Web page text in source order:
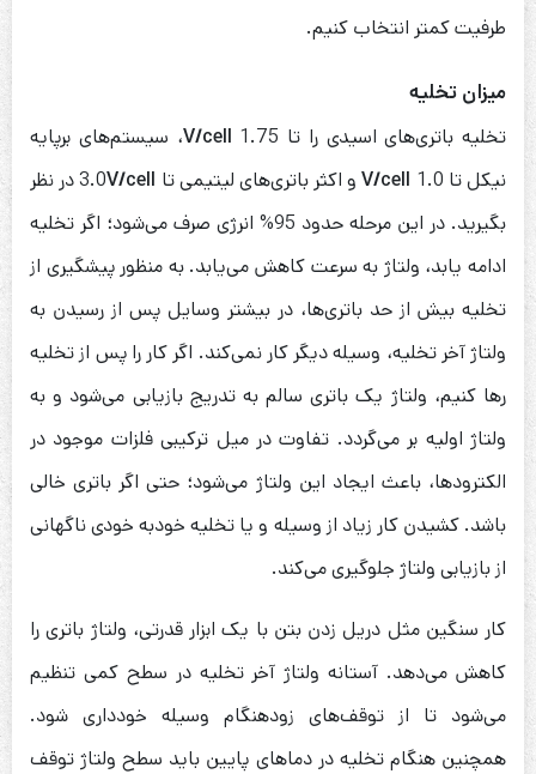
طرفیت کمتر انتخاب کنیم.
میزان تخلیه
تخلیه باتری‌های اسیدی را تا 1.75 V/cell، سیستم‌های برپایه
نیکل تا 1.0
V/cellو اکثر باتری‌های لیتیمی تا 3.0 V/cell
در نظر
بگیرید. در این مرحله حدود 95% انرژی صرف می‌شود؛ اگر تخلیه
ادامه یابد، ولتاژ به سرعت کاهش می‌یابد. به منظور پیشگیری از
تخلیه بیش از حد باتری‌ها، در بیشتر وسایل پس از رسیدن به
ولتاژ آخر تخلیه، وسیله دیگر کار نمی‌کند. اگر کار را پس از تخلیه
رها کنیم، ولتاژ یک باتری سالم به تدریج بازیابی می‌شود و به
ولتاژ اولیه بر می‌گردد. تفاوت در میل ترکیبی فلزات موجود در
الکترودها، باعث ایجاد این ولتاژ می‌شود؛ حتی اگر باتری خالی
باشد. کشیدن کار زیاد از وسیله و یا تخلیه خودبه خودی ناگهانی
از بازیابی ولتاژ جلوگیری می‌کند.
کار سنگین مثل دریل زدن بتن با یک ابزار قدرتی، ولتاژ باتری را
کاهش می‌دهد. آستانه ولتاژ آخر تخلیه در سطح کمی تنظیم
می‌شود تا از توقف‌های زودهنگام وسیله خودداری شود.
همچنین هنگام تخلیه در دماهای پایین باید سطح ولتاژ توقف